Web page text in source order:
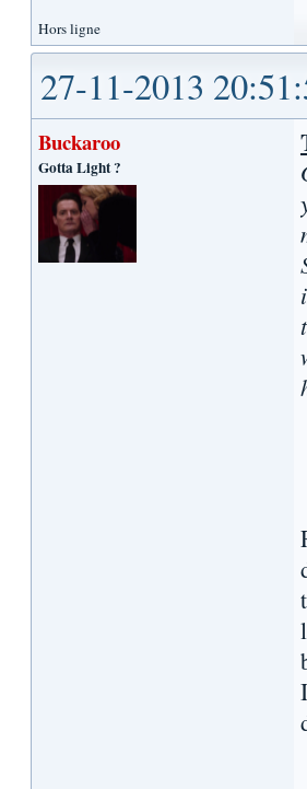
Hors ligne
27-11-2013
Buckaroo
Gotta Light ?